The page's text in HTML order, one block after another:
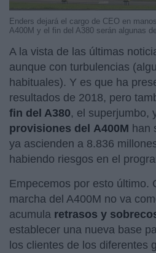
Enders dejará el cargo de CEO en
A400M y el fin del A380 serán algunas
A la vista de las últimas
aunque con turbulencias
habituales). Y es que ha
resultados de 2018, pero
fin del A380, el superjumbo,
provisiones del A400M han
ya ascienden a 8.836
habiendo riesgos en el
Empecemos por esto último.
marcha del A400M no va
acumula retrasos y
establecer una nueva base
los clientes de los diferentes